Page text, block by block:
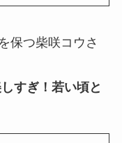
保つ柴咲コウさ
すぎ！若い頃と